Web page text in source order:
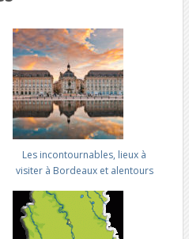
Les incontournables, lieux à
visiter à Bordeaux et alentours